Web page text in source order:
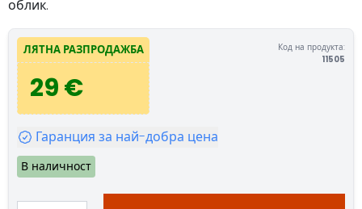
облик.
ЛЯТНА РАЗПРОДАЖБА
29 €
Код на продукта:
11505
Гаранция за най-добра цена
В наличност